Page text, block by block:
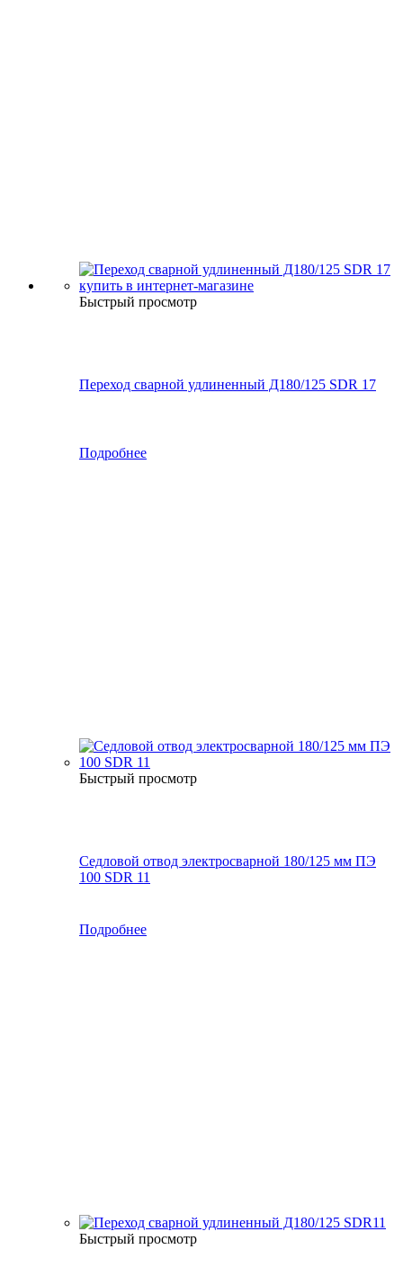
Быстрый просмотр
Переход сварной удлиненный Д180/125 SDR 17
Подробнее
Быстрый просмотр
Седловой отвод электросварной 180/125 мм ПЭ
100 SDR 11
Подробнее
Быстрый просмотр